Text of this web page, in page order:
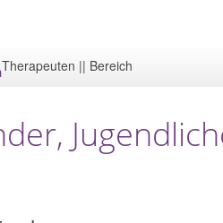
Therapeuten || Bereich